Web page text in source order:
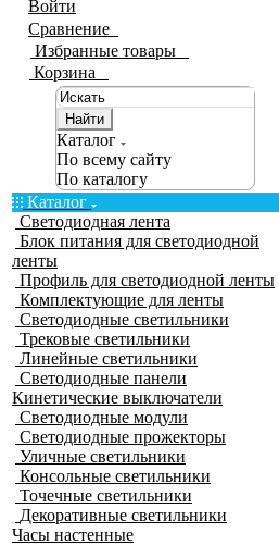
Войти
Сравнение
Избранные товары
Корзина
Найти
Каталог
По всему сайту
По каталогу
Каталог
Светодиодная лента
Блок питания для светодиодной
ленты
Профиль для светодиодной ленты
Комплектующие для ленты
Светодиодные светильники
Трековые светильники
Линейные светильники
Светодиодные панели
Кинетические выключатели
Светодиодные модули
Светодиодные прожекторы
Уличные светильники
Консольные светильники
Точечные светильники
Декоративные светильники
Часы настенные